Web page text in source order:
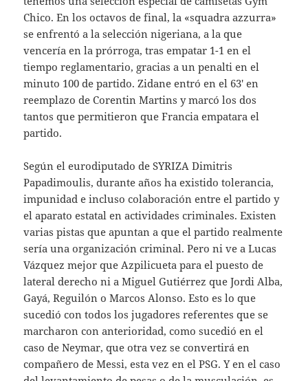
Chico. En los octavos de final, la «squadra azzurra»
se enfrentó a la selección nigeriana, a la que
vencería en la prórroga, tras empatar 1-1 en el
tiempo reglamentario, gracias a un penalti en el
minuto 100 de partido. Zidane entró en el 63′ en
reemplazo de Corentin Martins y marcó los dos
tantos que permitieron que Francia empatara el
partido.
Según el eurodiputado de SYRIZA Dimitris
Papadimoulis, durante años ha existido tolerancia,
impunidad e incluso colaboración entre el partido y
el aparato estatal en actividades criminales. Existen
varias pistas que apuntan a que el partido realmente
sería una organización criminal. Pero ni ve a Lucas
Vázquez mejor que Azpilicueta para el puesto de
lateral derecho ni a Miguel Gutiérrez que Jordi Alba,
Gayá, Reguilón o Marcos Alonso. Esto es lo que
sucedió con todos los jugadores referentes que se
marcharon con anterioridad, como sucedió en el
caso de Neymar, que otra vez se convertirá en
compañero de Messi, esta vez en el PSG. Y en el caso